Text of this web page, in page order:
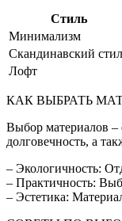
Стиль
Минимализм
Скандинавский
Лофт
КАК ВЫБРАТЬ
Выбор материалов –
долговечность, а
– Экологичность:
– Практичность:
– Эстетика: